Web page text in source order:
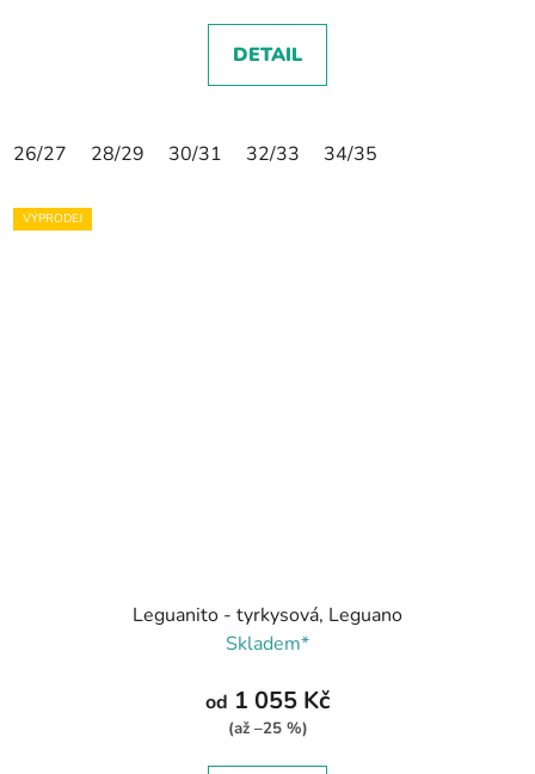
DETAIL
26/27 28/29 30/31 32/33 34/35
VÝPRODEJ
Leguanito - tyrkysová, Leguano
Skladem*
od 1 055 Kč
(až –25 %)